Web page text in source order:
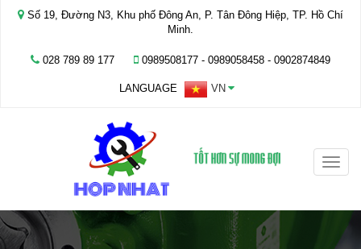
Số 19, Đường N3, Khu phố Đông An, P. Tân Đông Hiệp, TP. Hồ Chí
Minh.
028 789 89 177 0989508177 - ‭0989058458‬ - 0902874849
LANGUAGE VN
Toggle